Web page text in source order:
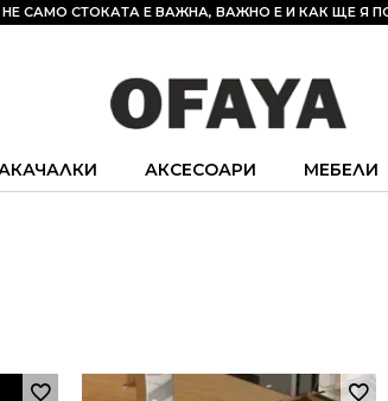
АКСЕСОАРИ МЕБЕЛИ
НЕ САМО СТОКАТА Е ВАЖНА, ВАЖНО Е И КАК ЩЕ Я